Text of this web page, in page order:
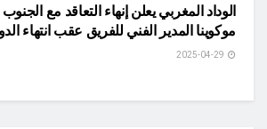
الوداد المغربي يعلن إنهاء التعاقد مع
موكوينا المدير الفني للفريق عقب انتهاء